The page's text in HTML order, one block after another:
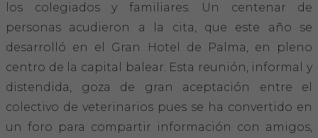
INFORMACIÓN A LA CIUDADANÍA
los colegiados y familiares. Un centenar de
personas acudieron a la cita, que este año se
desarrolló en el Gran Hotel de Palma, en pleno
centro de la capital balear. Esta reunión, informal y
distendida, goza de gran aceptación entre el
colectivo de veterinarios pues se ha convertido en
un foro para compartir información con amigos,